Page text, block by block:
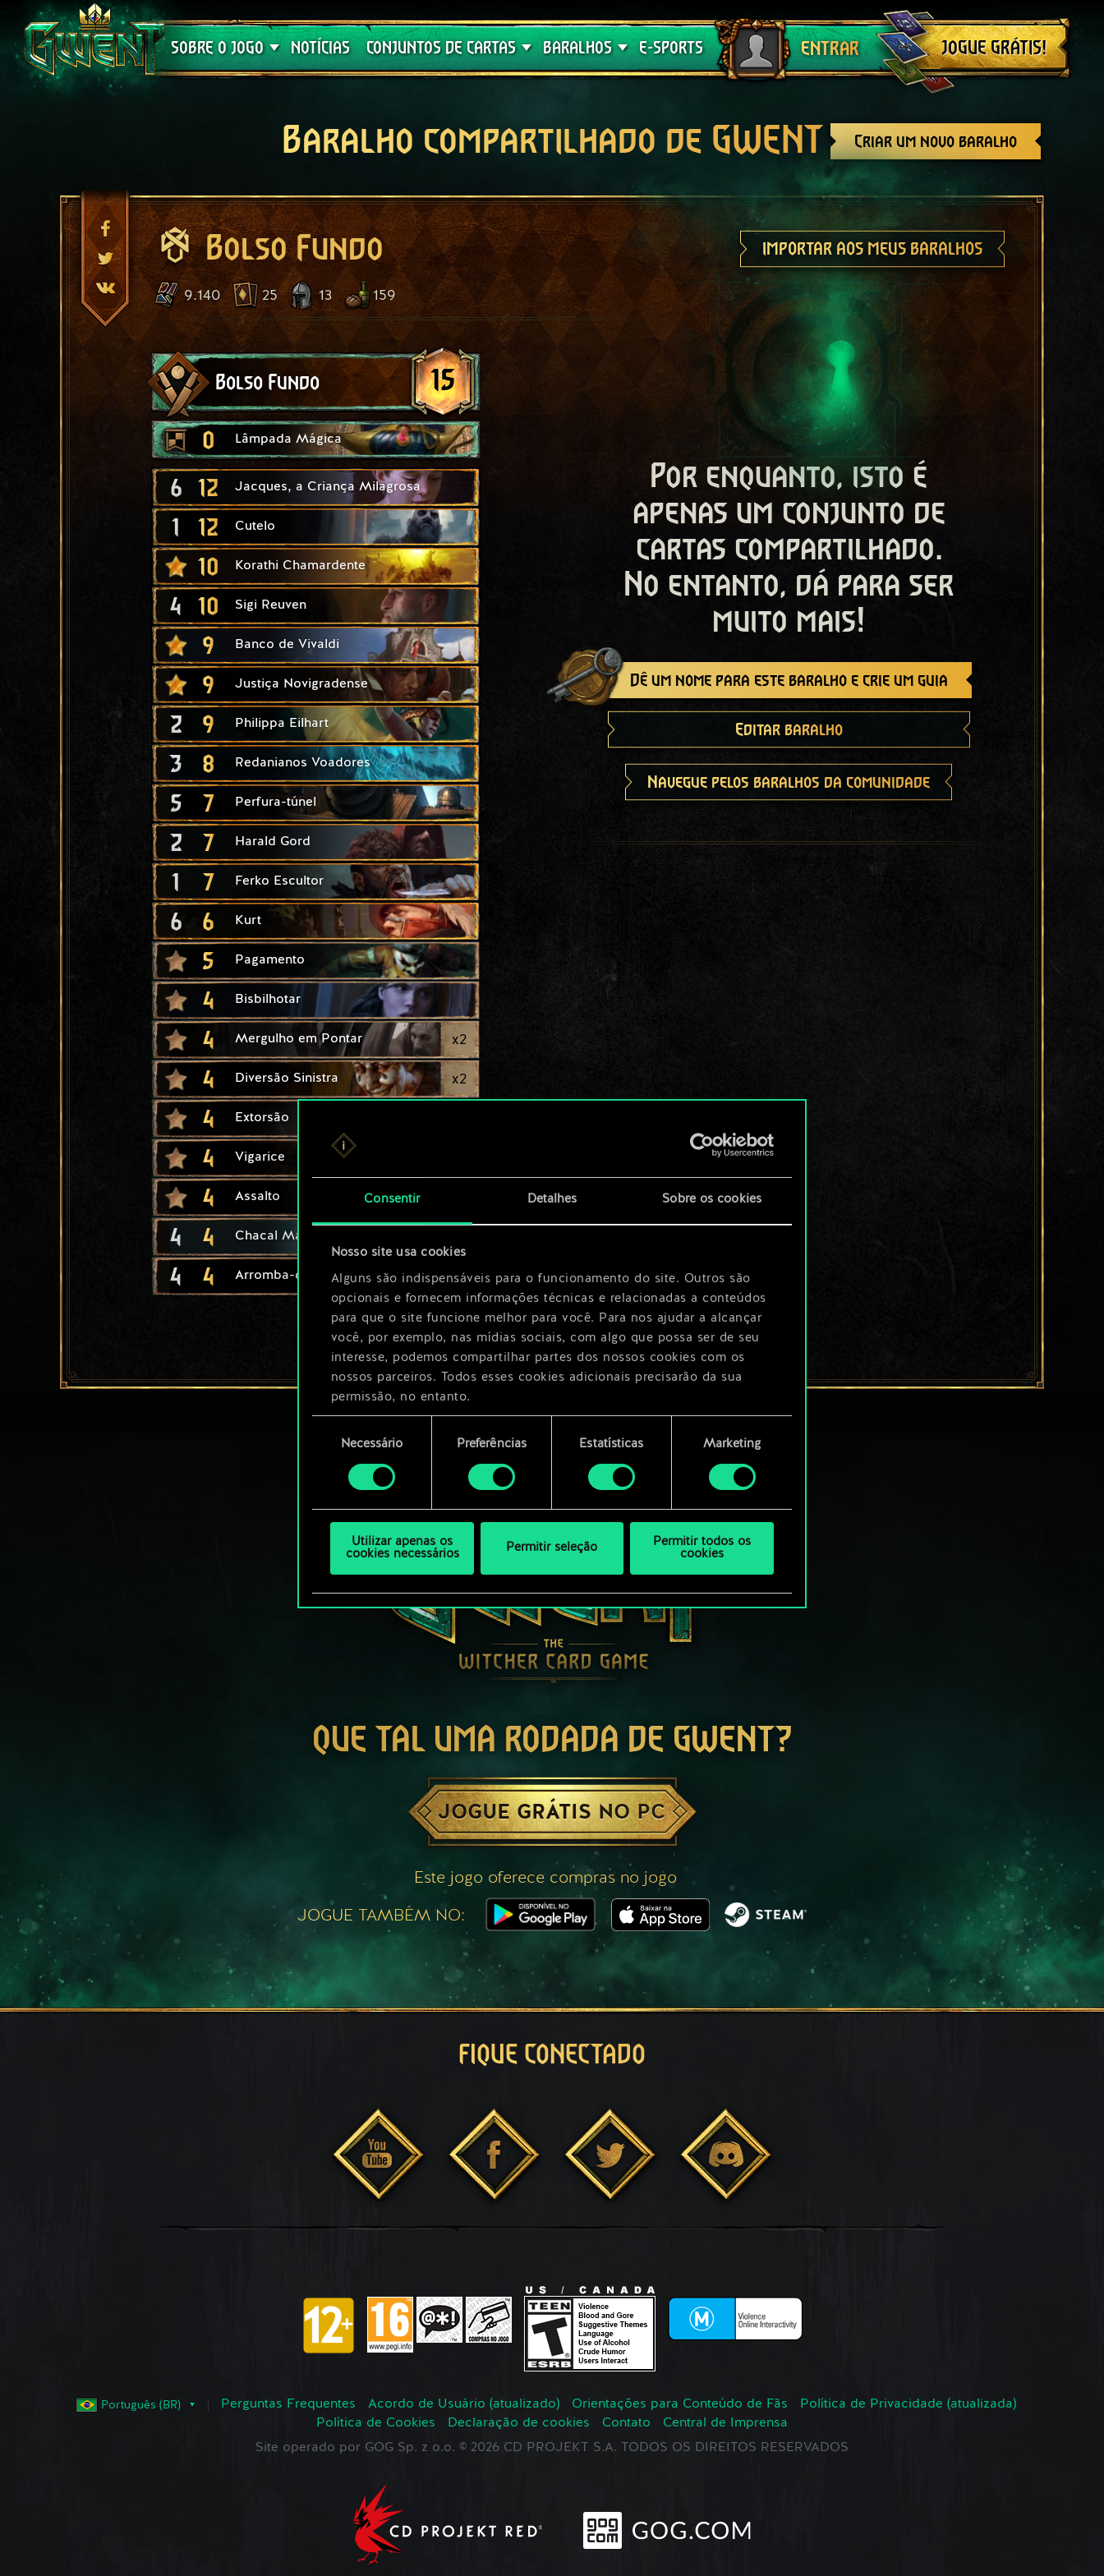
Consentir Detalhes Sobre os cookies
Nosso site usa cookies
Alguns são indispensáveis para o funcionamento do site. Outros são
opcionais e fornecem informações técnicas e relacionadas a conteúdos
para que o site funcione melhor para você. Para nos ajudar a alcançar
você, por exemplo, nas mídias sociais, com algo que possa ser de seu
interesse, podemos compartilhar partes dos nossos cookies com os
nossos parceiros. Todos esses cookies adicionais precisarão da sua
permissão, no entanto.
Você encontrará todos os detalhes sobre o uso de cookies e poderá
consentimento
Necessário Preferências Estatísticas Marketing
Utilizar apenas os
cookies necessários
Permitir seleção
Permitir todos os
cookies
SOBRE O JOGO
Suporte
NOTÍCIAS CONJUNTOS DE CARTAS
Crimson Curse
BARALHOS
Guia de Baralhos
E-SPORTS ENTRAR
Sair
JOGUE GRÁTIS!
Criar um novo baralho
Baralho compartilhado de GWENT
Bolso Fundo IMPORTAR AOS MEUS BARALHOS
9.140 25 13 159
Bolso Fundo 15
0 Lâmpada Mágica
6 12 Jacques, a Criança Milagrosa
1 12 Cutelo
10 Korathi Chamardente
4 10 Sigi Reuven
9 Banco de Vivaldi
9 Justiça Novigradense
2 9 Philippa Eilhart
3 8 Redanianos Voadores
5 7 Perfura-túnel
2 7 Harald Gord
1 7 Ferko Escultor
6 6 Kurt
5 Pagamento
4 Bisbilhotar
4 Mergulho em Pontar x2
4 Diversão Sinistra x2
4 Extorsão
4 Vigarice
4 Assalto
4 4 Chacal Marinho
4 4 Arromba-cofres Ananico x2
Por enquanto, isto é
apenas um conjunto de
cartas compartilhado.
No entanto, dá para ser
muito mais!
Dê um nome para este baralho e crie um guia
Editar baralho
Navegue pelos baralhos da comunidade
QUE TAL UMA RODADA DE GWENT?
JOGUE GRÁTIS NO PC
Este jogo oferece compras no jogo
JOGUE TAMBÉM NO:
FIQUE CONECTADO
Português (BR) Perguntas Frequentes Acordo de Usuário (atualizado) Orientações para Conteúdo de Fãs
Política de Privacidade (atualizada)
Política de Cookies
Declaração de cookies Contato
Central de Imprensa
Site operado por GOG Sp. z o.o. © 2026 CD PROJEKT S.A. TODOS OS DIREITOS RESERVADOS